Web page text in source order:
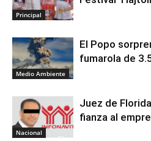
Principal
Medio Ambiente
El Popo
fumarola de
Nacional
Juez de
fianza al